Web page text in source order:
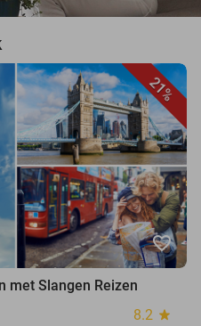
21%
favorite_border
met Slangen Reizen
8.2 star